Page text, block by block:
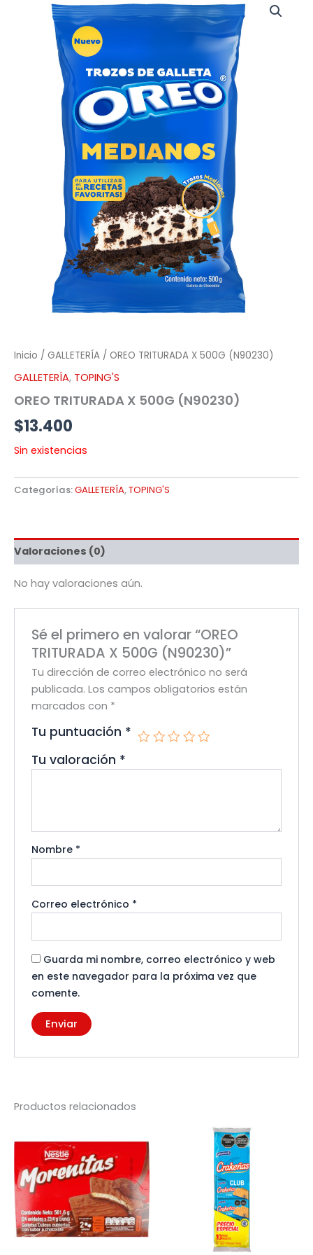
Inicio / GALLETERÍA / OREO TRITURADA X 500G (N90230)
GALLETERÍA, TOPING'S
OREO TRITURADA X 500G (N90230)
$13.400
Sin existencias
Categorías:GALLETERÍA,TOPING'S
Valoraciones (0)
No hay valoraciones aún.
Sé el primero en valorar “OREO
TRITURADA X 500G (N90230)”
Tu dirección de correo electrónico no será
publicada. Los campos obligatorios están
marcados con *
Tu puntuación *
Tu valoración *
Nombre *
Correo electrónico *
Guarda mi nombre, correo electrónico y web
en este navegador para la próxima vez que
comente.
Productos relacionados